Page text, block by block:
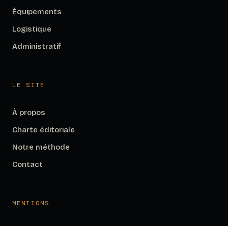
Équipements
Logistique
Administratif
LE SITE
À propos
Charte éditoriale
Notre méthode
Contact
MENTIONS